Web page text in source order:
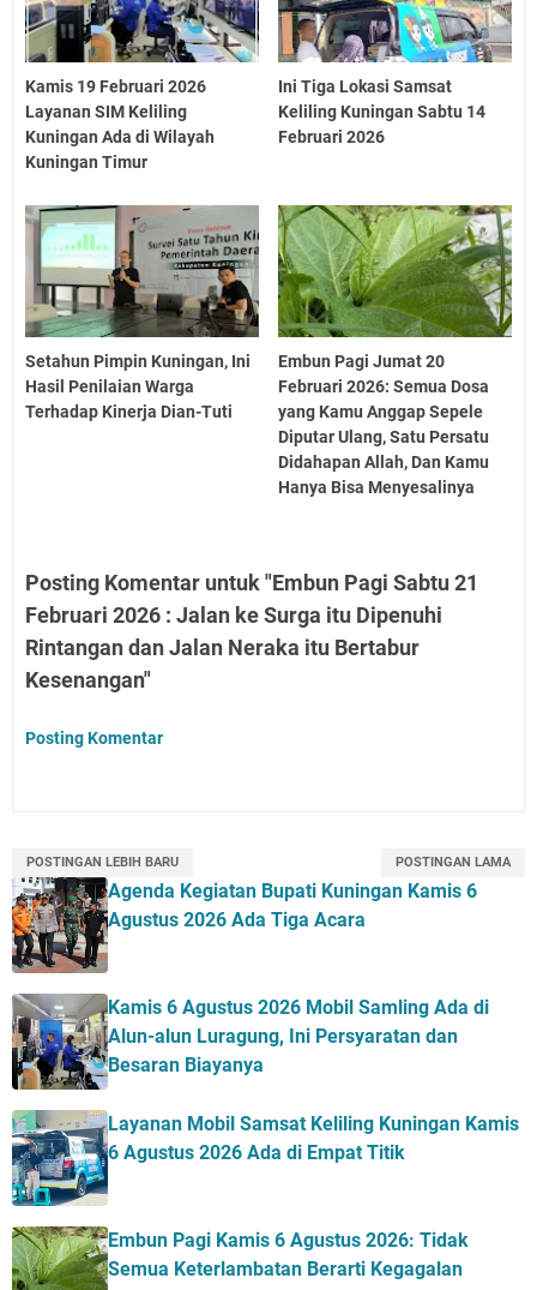
Kamis 19 Februari 2026
Layanan SIM Keliling
Kuningan Ada di Wilayah
Kuningan Timur
Ini Tiga Lokasi Samsat
Keliling Kuningan Sabtu 14
Februari 2026
Setahun Pimpin Kuningan, Ini
Hasil Penilaian Warga
Terhadap Kinerja Dian-Tuti
Embun Pagi Jumat 20
Februari 2026: Semua Dosa
yang Kamu Anggap Sepele
Diputar Ulang, Satu Persatu
Didahapan Allah, Dan Kamu
Hanya Bisa Menyesalinya
Posting Komentar untuk "Embun Pagi Sabtu 21
Februari 2026 : Jalan ke Surga itu Dipenuhi
Rintangan dan Jalan Neraka itu Bertabur
Kesenangan"
Posting Komentar
POSTINGAN LEBIH BARU POSTINGAN LAMA
Agenda Kegiatan Bupati Kuningan Kamis 6
Agustus 2026 Ada Tiga Acara
Kamis 6 Agustus 2026 Mobil Samling Ada di
Alun-alun Luragung, Ini Persyaratan dan
Besaran Biayanya
Layanan Mobil Samsat Keliling Kuningan Kamis
6 Agustus 2026 Ada di Empat Titik
Embun Pagi Kamis 6 Agustus 2026: Tidak
Semua Keterlambatan Berarti Kegagalan